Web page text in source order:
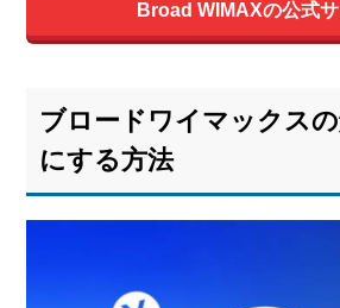
Broad WIMAXの公式
ブロードワイマックス
にする方法